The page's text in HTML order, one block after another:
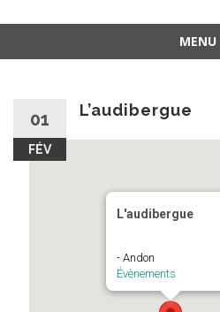
MENU
01
FÉV
L’audibergue
L'audibergue
- Andon
Évènements